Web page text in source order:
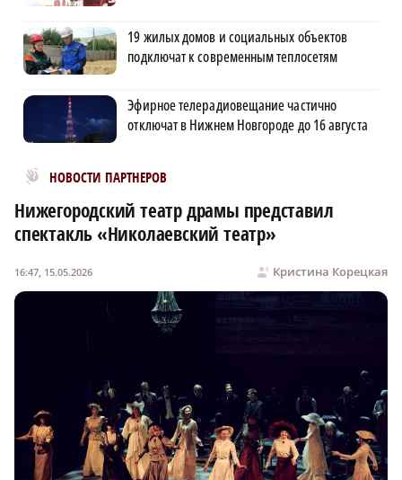
19 жилых домов и социальных объектов
подключат к современным теплосетям
Эфирное телерадиовещание частично
отключат в Нижнем Новгороде до 16 августа
НОВОСТИ ПАРТНЕРОВ
Новости МирТесен
Нижегородский театр драмы представил
спектакль «Николаевский театр»
Кристина Корецкая
16:47, 15.05.2026